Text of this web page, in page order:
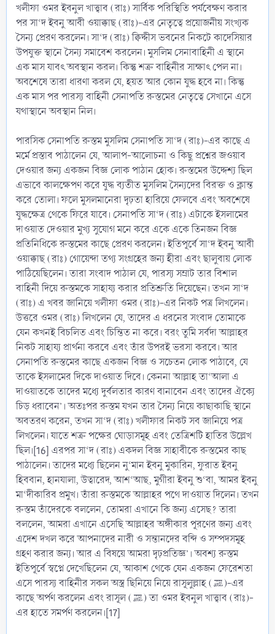
খলীফা ওমর ইবনুল খাত্ত্বাব (রাঃ) সার্বিক পরিস্থিতি পর্যবেক্ষণ করার
পর সা‘দ ইবনু আবী ওয়াক্কাছ (রাঃ)-এর নেতৃত্বে প্রয়োজনীয় সংখ্যক
সৈন্য প্রেরণ করলেন। সা‘দ (রাঃ) ক্বিদ্দীস ভবনের নিকটে কাদেসিয়ার
উপযুক্ত স্থানে সৈন্য সমাবেশ করলেন। মুসলিম সেনাবাহিনী এ স্থানে
এক মাস যাবৎ অবস্থান করল। কিন্তু শত্রু বাহিনীর সাক্ষাৎ পেল না।
অবশেষে তারা ধারণা করল যে, হয়ত আর কোন যুদ্ধ হবে না। কিন্তু
এক মাস পর পারস্য বাহিনী সেনাপতি রুস্তমের নেতৃত্বে সেখানে এসে
যথাস্থানে অবস্থান নিল।
পারসিক সেনাপতি রুস্তম মুসলিম সেনাপতি সা‘দ (রাঃ)-এর কাছে এ
মর্মে প্রস্তাব পাঠালেন যে, আলাপ-আলোচনা ও কিছু প্রশ্নের জওয়াব
দেওয়ার জন্য একজন বিজ্ঞ লোক পাঠান হোক। রুস্তমের উদ্দেশ্য ছিল
এভাবে কালক্ষেপণ করে যুদ্ধ ব্যতীত মুসলিম সৈন্যদের বিরক্ত ও ক্লান্ত
করে তোলা। ফলে মুসলমানেরা দৃঢ়তা হারিয়ে ফেলবে এবং অবশেষে
যুদ্ধক্ষেত্র থেকে ফিরে যাবে। সেনাপতি সা‘দ (রাঃ) এটাকে ইসলামের
দাওয়াত দেওয়ার মুখ্য সুযোগ মনে করে একে একে তিনজন বিজ্ঞ
প্রতিনিধিকে রুস্তমের কাছে প্রেরণ করলেন। ইতিপূর্বে সা‘দ ইবনু আবী
ওয়াক্কাছ (রাঃ) গোয়েন্দা তথ্য সংগ্রহের জন্য হীরা এবং ছালুবায় লোক
পাঠিয়েছিলেন। তারা সংবাদ পাঠাল যে, পারস্য সম্রাট তার বিশাল
বাহিনী দিয়ে রুস্তমকে সাহায্য করার প্রতিশ্রুতি দিয়েছেন। তখন সা‘দ
(রাঃ) এ খবর জানিয়ে খলীফা ওমর (রাঃ)-এর নিকট পত্র লিখলেন।
উত্তরে ওমর (রাঃ) লিখলেন যে, তাদের এ ধরনের সংবাদ তোমাকে
যেন কখনই বিচলিত এবং চিন্তিত না করে। বরং তুমি সর্বদা আল্লাহর
নিকট সাহায্য প্রার্থনা করবে এবং তাঁর উপরই ভরসা করবে। আর
সেনাপতি রুস্তমের কাছে একজন বিজ্ঞ ও সচেতন লোক পাঠাবে, যে
তাকে ইসলামের দিকে দাওয়াত দিবে। কেননা আল্লাহ তা‘আলা এ
দাওয়াতকে তাদের মধ্যে দুর্বলতার কারণ বানাবেন এবং তাদের ঐক্যে
চিড় ধরাবেন’। অতঃপর রুস্তম যখন তার সৈন্য নিয়ে কাছাকাছি স্থানে
অবতরণ করেন, তখন সা‘দ (রাঃ) খলীফার নিকট সব জানিয়ে পত্র
লিখলেন। যাতে শত্রু পক্ষের ঘোড়াসমূহ এবং তেত্রিশটি হাতির উল্লেখ
ছিল।[16] এরপর সা‘দ (রাঃ) একদল বিজ্ঞ সাহাবীকে রুস্তমের কাছ
পাঠালেন। তাদের মধ্যে ছিলেন নু‘মান ইবনু মুকারিন, ফুরাত ইবনু
হিববান, হানযালা, উত্বারেদ, আশ‘আছ, মুগীরা ইবনু শু‘বা, আমর ইবনু
মা‘দীকারিব প্রমুখ। তাঁরা রুস্তমকে আল্লাহর পথে দাওয়াত দিলেন। তখন
রুস্তম তাঁদেরকে বললেন, তোমরা এখানে কি জন্য এসেছ? তারা
বললেন, আমরা এখানে এসেছি আল্লাহর অঙ্গীকার পূরণের জন্য এবং
এদেশ দখল করে আপনাদের নারী ও সন্তানদের বন্দি ও সম্পদসমূহ
গ্রহণ করার জন্য। আর এ বিষয়ে আমরা দৃঢ়প্রতিজ্ঞ’। অবশ্য রুস্তম
ইতিপূর্বে স্বপ্নে দেখেছিলেন যে, আকাশ থেকে যেন একজন ফেরেশতা
এসে পারস্য বাহিনীর সকল অস্ত্র ছিনিয়ে নিয়ে রাসূলুল্লাহ (ﷺ)-এর
কাছে অর্পণ করলেন এবং রাসূল (ﷺ) তা ওমর ইবনুল খাত্ত্বাব (রাঃ)-
এর হাতে সমর্পণ করলেন।[17]